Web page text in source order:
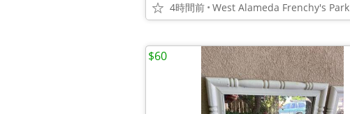
4時間前 West Alameda Frenchy's Park
$60